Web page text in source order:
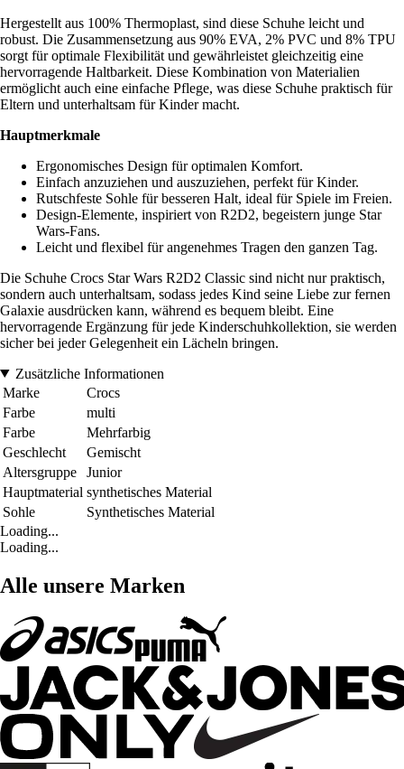
Hergestellt aus 100% Thermoplast, sind diese Schuhe leicht und
robust. Die Zusammensetzung aus 90% EVA, 2% PVC und 8% TPU
sorgt für optimale Flexibilität und gewährleistet gleichzeitig eine
hervorragende Haltbarkeit. Diese Kombination von Materialien
ermöglicht auch eine einfache Pflege, was diese Schuhe praktisch für
Eltern und unterhaltsam für Kinder macht.
Hauptmerkmale
Ergonomisches Design für optimalen Komfort.
Einfach anzuziehen und auszuziehen, perfekt für Kinder.
Rutschfeste Sohle für besseren Halt, ideal für Spiele im Freien.
Design-Elemente, inspiriert von R2D2, begeistern junge Star
Wars-Fans.
Leicht und flexibel für angenehmes Tragen den ganzen Tag.
Die Schuhe Crocs Star Wars R2D2 Classic sind nicht nur praktisch,
sondern auch unterhaltsam, sodass jedes Kind seine Liebe zur fernen
Galaxie ausdrücken kann, während es bequem bleibt. Eine
hervorragende Ergänzung für jede Kinderschuhkollektion, sie werden
sicher bei jeder Gelegenheit ein Lächeln bringen.
Zusätzliche Informationen
Marke
Crocs
Farbe
multi
Farbe
Mehrfarbig
Geschlecht
Gemischt
Altersgruppe
Junior
Hauptmaterial synthetisches Material
Sohle
Synthetisches Material
Loading...
Loading...
Alle unsere Marken